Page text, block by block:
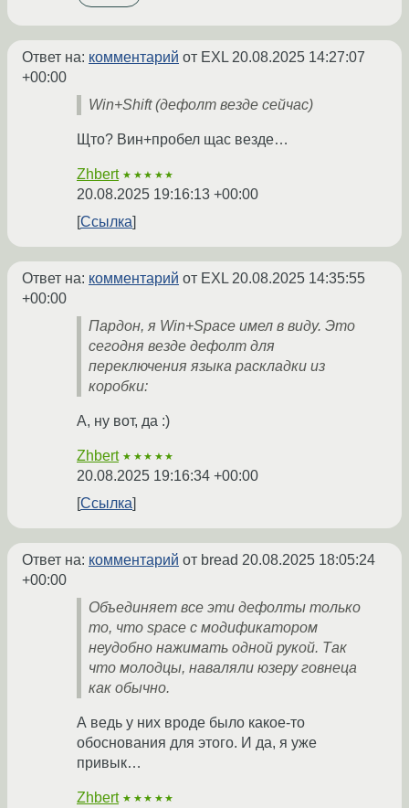
Ответ на: комментарий от EXL 20.08.2025 14:27:07
+00:00
Win+Shift (дефолт везде сейчас)
Щто? Вин+пробел щас везде…
Zhbert ★★★★★
20.08.2025 19:16:13 +00:00
Ссылка
Ответ на: комментарий от EXL 20.08.2025 14:35:55
+00:00
Пардон, я Win+Space имел в виду. Это
сегодня везде дефолт для
переключения языка раскладки из
коробки:
А, ну вот, да :)
Zhbert ★★★★★
20.08.2025 19:16:34 +00:00
Ссылка
Ответ на: комментарий от bread 20.08.2025 18:05:24
+00:00
Объединяет все эти дефолты только
то, что space с модификатором
неудобно нажимать одной рукой. Так
что молодцы, наваляли юзеру говнеца
как обычно.
А ведь у них вроде было какое-то
обоснования для этого. И да, я уже
привык…
Zhbert ★★★★★